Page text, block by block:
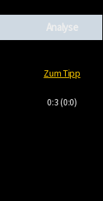
Analyse
Zum Tipp
0:3 (0:0)